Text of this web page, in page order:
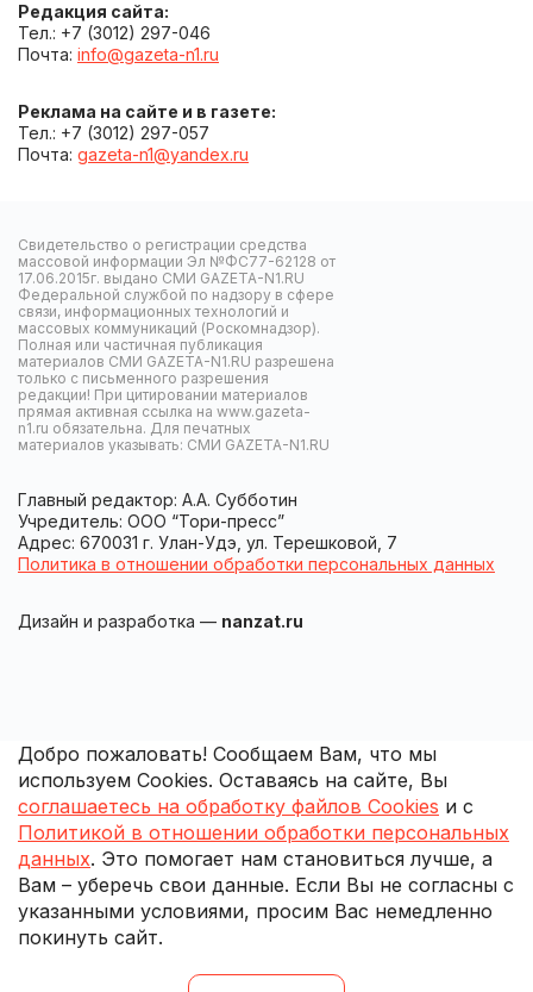
Редакция сайта:
Тел.: +7 (3012) 297-046
Почта: info@gazeta-n1.ru
Реклама на сайте и в газете:
Тел.: +7 (3012) 297-057
Почта: gazeta-n1@yandex.ru
Свидетельство о регистрации средства
массовой информации Эл №ФС77-62128 от
17.06.2015г. выдано СМИ GAZETA-N1.RU
Федеральной службой по надзору в сфере
связи, информационных технологий и
массовых коммуникаций (Роскомнадзор).
Полная или частичная публикация
материалов СМИ GAZETA-N1.RU разрешена
только с письменного разрешения
редакции! При цитировании материалов
прямая активная ссылка на www.gazeta-
n1.ru обязательна. Для печатных
материалов указывать: СМИ GAZETA-N1.RU
Главный редактор: А.А. Субботин
Учредитель: ООО “Тори-пресс”
Адрес: 670031 г. Улан-Удэ, ул. Терешковой, 7
Политика в отношении обработки персональных данных
Дизайн и разработка — nanzat.ru
Добро пожаловать! Сообщаем Вам, что мы
используем Cookies. Оставаясь на сайте, Вы
соглашаетесь на обработку файлов Cookies и с
Политикой в отношении обработки персональных
данных. Это помогает нам становиться лучше, а
Вам – уберечь свои данные. Если Вы не согласны с
указанными условиями, просим Вас немедленно
покинуть сайт.